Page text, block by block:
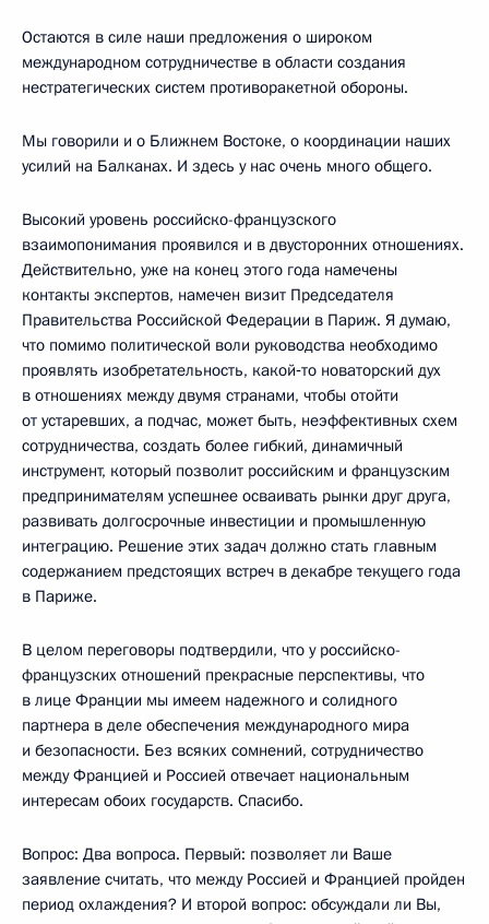
Остаются в силе наши предложения о широком
международном сотрудничестве в области создания
нестратегических систем противоракетной обороны.
Мы говорили и о Ближнем Востоке, о координации наших
усилий на Балканах. И здесь у нас очень много общего.
Высокий уровень российско-французского
взаимопонимания проявился и в двусторонних отношениях.
Действительно, уже на конец этого года намечены
контакты экспертов, намечен визит Председателя
Правительства Российской Федерации в Париж. Я думаю,
что помимо политической воли руководства необходимо
проявлять изобретательность, какой‑то новаторский дух
в отношениях между двумя странами, чтобы отойти
от устаревших, а подчас, может быть, неэффективных схем
сотрудничества, создать более гибкий, динамичный
инструмент, который позволит российским и французским
предпринимателям успешнее осваивать рынки друг друга,
развивать долгосрочные инвестиции и промышленную
интеграцию. Решение этих задач должно стать главным
содержанием предстоящих встреч в декабре текущего года
в Париже.
В целом переговоры подтвердили, что у российско-
французских отношений прекрасные перспективы, что
в лице Франции мы имеем надежного и солидного
партнера в деле обеспечения международного мира
и безопасности. Без всяких сомнений, сотрудничество
между Францией и Россией отвечает национальным
интересам обоих государств. Спасибо.
Вопрос: Два вопроса. Первый: позволяет ли Ваше
заявление считать, что между Россией и Францией пройден
период охлаждения? И второй вопрос: обсуждали ли Вы,